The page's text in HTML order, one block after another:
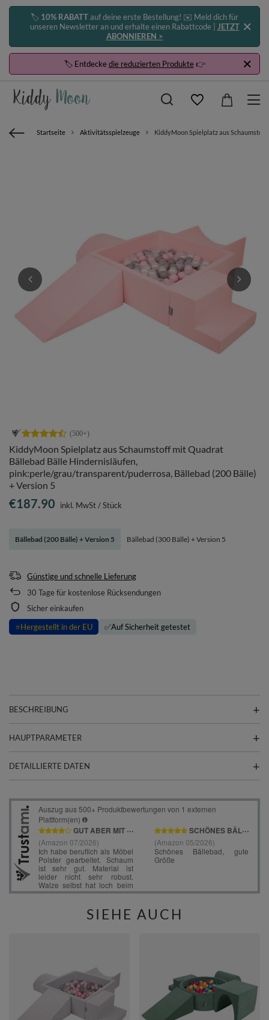
🏷️ 10% RABATTauf deine erste Bestellung! ✉️ Meld dich für
unseren Newsletter an und erhalte einen Rabattcode | JETZT
ABONNIEREN >
🏷️ Entdeckedie reduzierten Produkte👉
Startseite Aktivitätsspielzeuge KiddyMoon Spielplatz aus
KiddyMoon Spielplatz aus Schaumstoff mit Quadrat
Bällebad Bälle Hindernisläufen,
pink:perle/grau/transparent/puderrosa, Bällebad (200 Bälle)
+ Version 5
Bällebad (200 Bälle) + Version 5 Bällebad (300 Bälle) + Version 5
€187.90 inkl. MwSt/Stück
Günstige und schnelle Lieferung
30 Tage für kostenlose Rücksendungen
Sicher einkaufen
⭐Hergestellt in der EU ✅Auf Sicherheit getestet
BESCHREIBUNG
HAUPTPARAMETER
DETAILLIERTE DATEN
SIEHE AUCH